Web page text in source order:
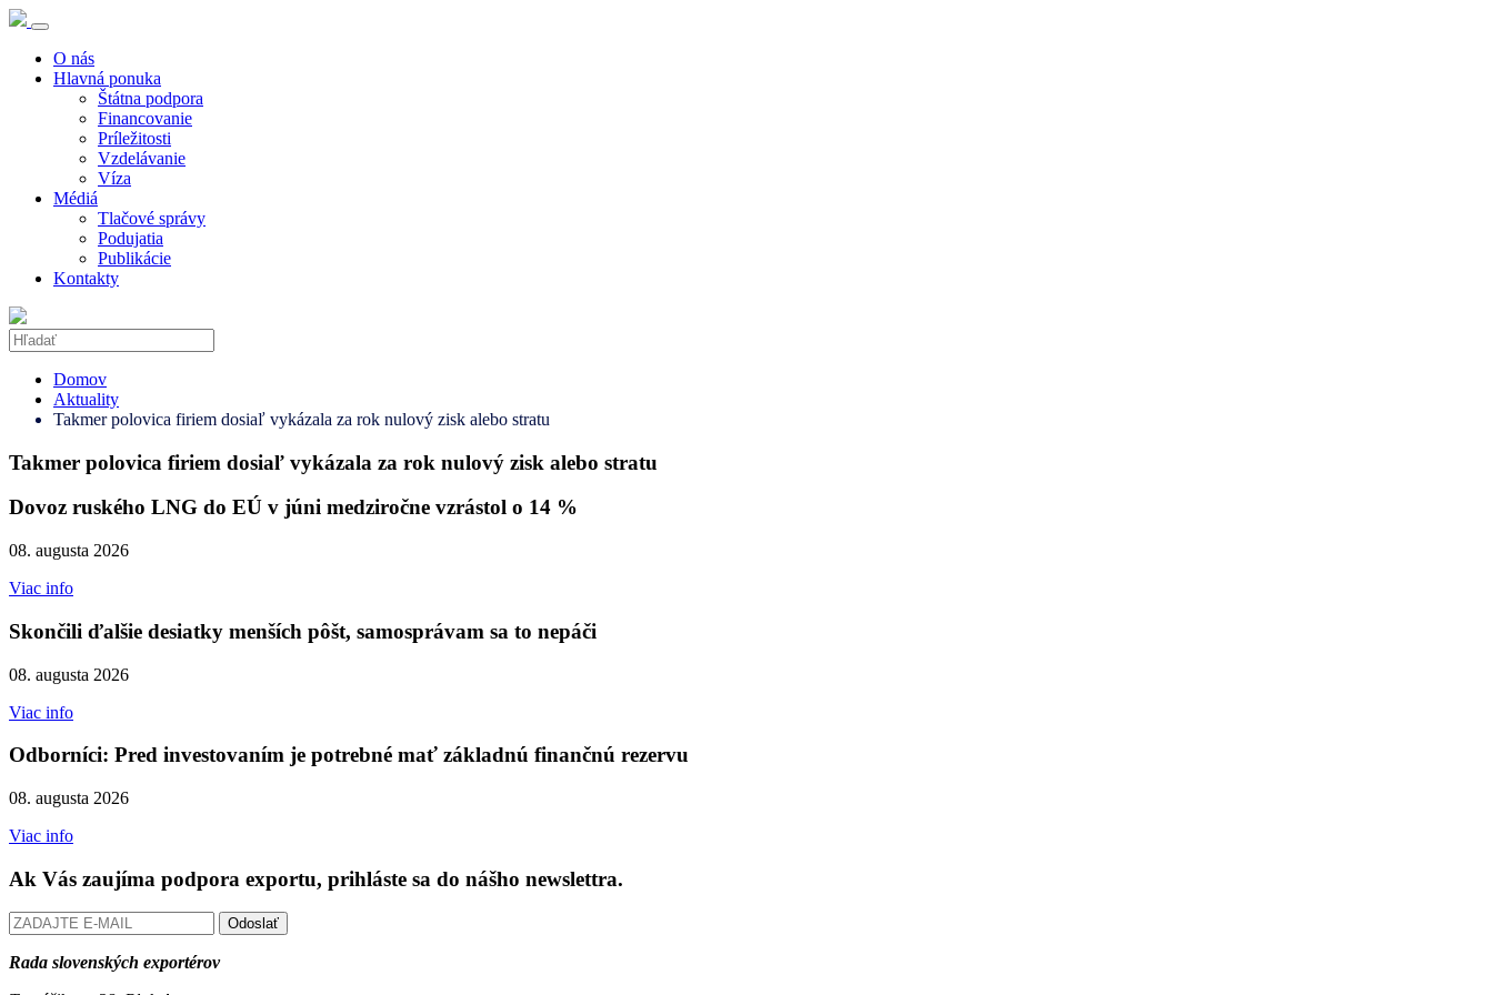
O nás
Hlavná ponuka
Štátna podpora
Financovanie
Príležitosti
Vzdelávanie
Víza
Médiá
Tlačové správy
Podujatia
Publikácie
Kontakty
Domov
Aktuality
Takmer polovica firiem dosiaľ vykázala za rok nulový zisk alebo stratu
Takmer polovica firiem dosiaľ vykázala za rok nulový zisk alebo stratu
Dovoz ruského LNG do EÚ v júni medziročne vzrástol o 14 %
08. augusta 2026
Viac info
Skončili ďalšie desiatky menších pôšt, samosprávam sa to nepáči
08. augusta 2026
Viac info
Odborníci: Pred investovaním je potrebné mať základnú finančnú rezervu
08. augusta 2026
Viac info
Ak Vás zaujíma podpora exportu, prihláste sa do nášho newslettra.
Odoslať
Rada slovenských exportérov